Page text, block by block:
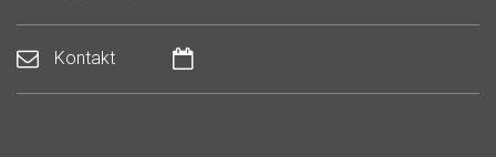
Kontakt